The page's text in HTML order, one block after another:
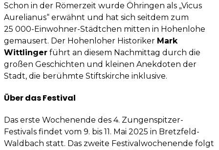
Schon in der Römerzeit wurde Öhringen als „Vicus
Aurelianus“ erwähnt und hat sich seitdem zum
25 000-Einwohner-Städt­chen mitten in Hohenlohe
gemausert. Der Hohenloher Historiker Mark
Wittlinger führt an diesem Nachmittag durch die
großen Geschichten und kleinen Anekdoten der
Stadt, die berühmte Stiftskirche inklusive.
Über das Festival
Das erste Wochenende des 4. Zungenspitzer-
Festivals findet vom 9. bis 11. Mai 2025 in Bretzfeld-
Waldbach statt. Das zweite Festivalwochenende folgt